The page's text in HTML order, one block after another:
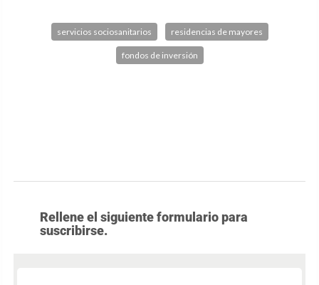
servicios sociosanitarios residencias de mayores
fondos de inversión
Rellene el siguiente formulario para
suscribirse.